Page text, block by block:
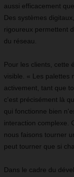
aussi efficacement
Des systèmes
rigoureux permettent
du réseau.
Pour les clients, cette
visible. « Les palettes
activement, tant que
c'est précisément là
qui fonctionne bien
interaction complexe.
nous faisons tourner
peut tourner que si
Dans le cadre du